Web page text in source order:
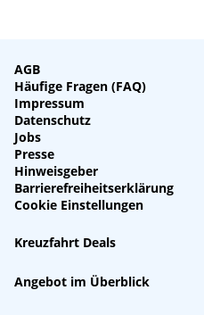
AGB
Häufige Fragen (FAQ)
Impressum
Datenschutz
Jobs
Presse
Hinweisgeber
Barrierefreiheitserklärung
Cookie Einstellungen
Kreuzfahrt Deals
Single-Kreuzfahrten
Kreuzfahrt mit Kindern
Angebot im Überblick